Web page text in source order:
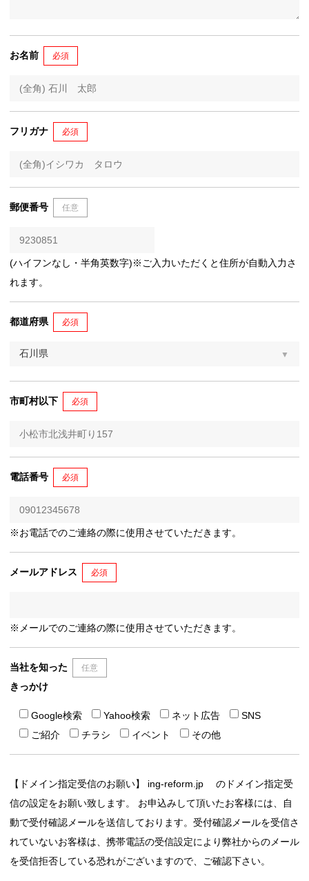
お名前 必須
フリガナ 必須
郵便番号 任意
(ハイフンなし・半角英数字)※ご入力いただくと住所が自動入力さ
れます。
都道府県 必須
市町村以下 必須
電話番号 必須
※お電話でのご連絡の際に使用させていただきます。
メールアドレス 必須
※メールでのご連絡の際に使用させていただきます。
当社を知った
きっかけ
任意
Google検索 Yahoo検索 ネット広告
SNS
ご紹介
チラシ イベント その他
【ドメイン指定受信のお願い】 ing-reform.jp のドメイン指定受
信の設定をお願い致します。 お申込みして頂いたお客様には、自
動で受付確認メールを送信しております。受付確認メールを受信さ
れていないお客様は、携帯電話の受信設定により弊社からのメール
を受信拒否している恐れがございますので、ご確認下さい。